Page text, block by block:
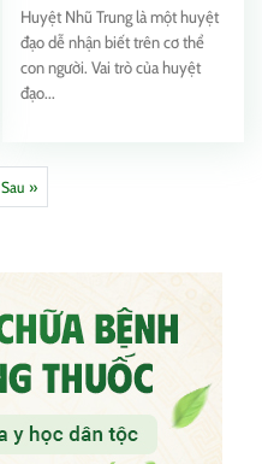
Huyệt Nhũ Trung là một huyệt
đạo dễ nhận biết trên cơ thể
con người. Vai trò của huyệt
đạo...
Sau »